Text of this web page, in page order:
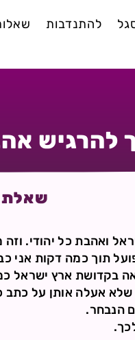
להתנדבות
להרגיש
שאלת
ואהבת כל יהודי.
תוך כמה דקות אני
בקדושת ארץ ישראל
אעלה אותן על כתב
הנבחר.